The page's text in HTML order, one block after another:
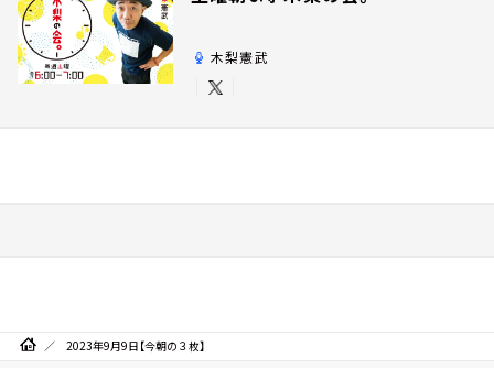
木梨憲武
2023年9月9日【今朝の３枚】